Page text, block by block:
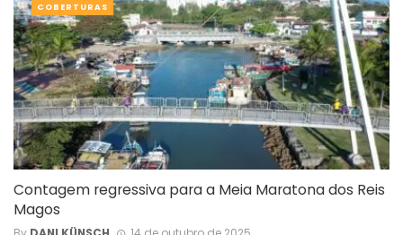
Contagem regressiva para a Meia Maratona dos Reis
Magos
COBERTURAS